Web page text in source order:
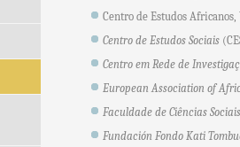
Centro de Estudos
Centro de Estudos Sociais
Centro em Rede de
European Association of
Faculdade de Ciências
Fundación Fondo Kati